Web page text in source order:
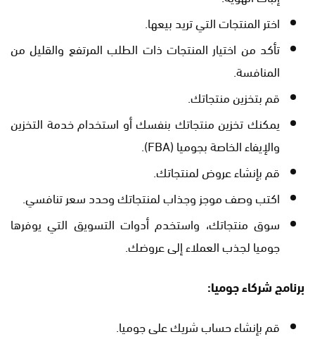
اختر المنتجات التي تريد بيعها.
تأكد من اختيار المنتجات ذات الطلب المرتفع والقليل من
المنافسة.
قم بتخزين منتجاتك.
يمكنك تخزين منتجاتك بنفسك أو استخدام خدمة التخزين
والإيفاء الخاصة بجوميا (FBA).
قم بإنشاء عروض لمنتجاتك.
اكتب وصف موجز وجذاب لمنتجاتك وحدد سعر تنافسي.
سوق منتجاتك، واستخدم أدوات التسويق التي يوفرها
جوميا لجذب العملاء إلى عروضك.
برنامج شركاء جوميا:
قم بإنشاء حساب شريك على جوميا.